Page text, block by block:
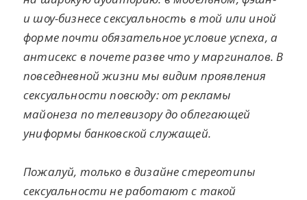
и шоу-бизнесе сексуальность в той или иной
форме почти обязательное условие успеха, а
антисекс в почете разве что у маргиналов. В
повседневной жизни мы видим проявления
сексуальности повсюду: от рекламы
майонеза по телевизору до облегающей
униформы банковской служащей.
Пожалуй, только в дизайне стереотипы
сексуальности не работают с такой